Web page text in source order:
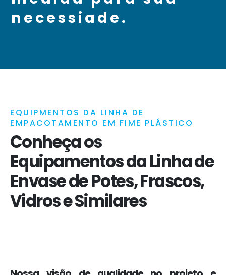
necessiade.
EQUIPMENTOS DA LINHA DE
EMPACOTAMENTO EM FIME PLÁSTICO
Conheça os
Equipamentos da Linha de
Envase de Potes, Frascos,
Vidros e Similares